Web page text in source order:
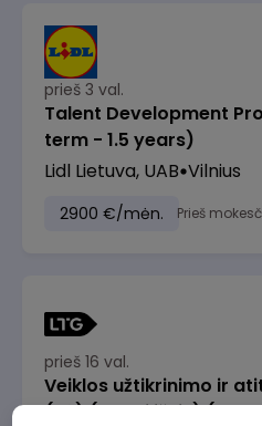
prieš 3 val.
Talent Development
term - 1.5 years)
Lidl Lietuva, UAB Vilnius
2900 €/mėn. Prieš
prieš 16 val.
Veiklos užtikrinimo ir
(-ė) (Radviliškis)